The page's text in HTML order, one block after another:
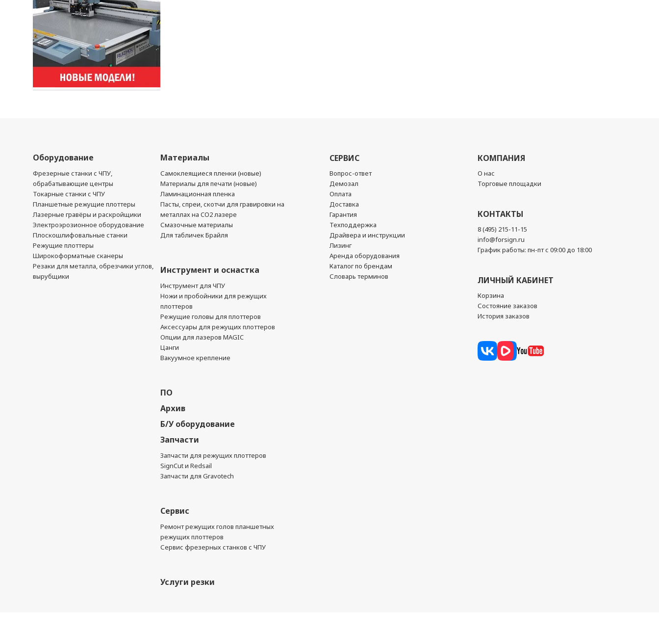
Оборудование
Фрезерные станки с ЧПУ,
обрабатывающие центры
Токарные станки с ЧПУ
Планшетные режущие плоттеры
Лазерные гравёры и раскройщики
Электроэрозионное оборудование
Плоскошлифовальные станки
Режущие плоттеры
Широкоформатные сканеры
Резаки для металла, обрезчики углов,
вырубщики
Материалы
Самоклеящиеся пленки (новые)
Материалы для печати (новые)
Ламинационная пленка
Пасты, спреи, скотчи для гравировки на
металлах на CO2 лазере
Смазочные материалы
Для табличек Брайля
Инструмент и оснастка
Инструмент для ЧПУ
Ножи и пробойники для режущих
плоттеров
Режущие головы для плоттеров
Аксессуары для режущих плоттеров
Опции для лазеров MAGIC
Цанги
Вакуумное крепление
ПО
Архив
Б/У оборудование
Запчасти
Запчасти для режущих плоттеров
SignCut и Redsail
Запчасти для Gravotech
Сервис
Ремонт режущих голов планшетных
режущих плоттеров
Сервис фрезерных станков с ЧПУ
Услуги резки
СЕРВИС
Вопрос-ответ
Демозал
Оплата
Доставка
Гарантия
Техподдержка
Драйвера и инструкции
Лизинг
Аренда оборудования
Каталог по брендам
Словарь терминов
КОМПАНИЯ
О нас
Торговые площадки
КОНТАКТЫ
8 (495) 215-11-15
info@forsign.ru
График работы: пн-пт с 09:00 до 18:00
ЛИЧНЫЙ КАБИНЕТ
Корзина
Состояние заказов
История заказов